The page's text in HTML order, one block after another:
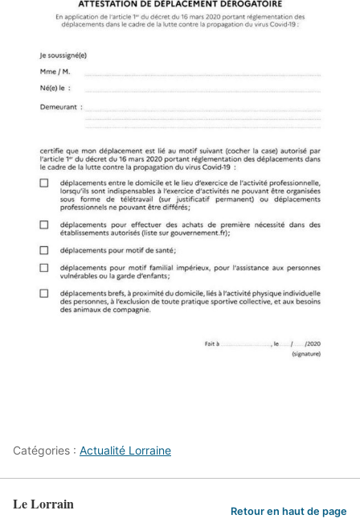
Catégories : Actualité Lorraine
Le Lorrain Retour en haut de page